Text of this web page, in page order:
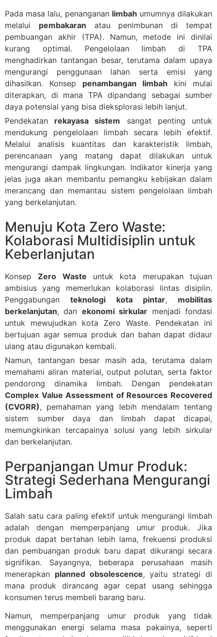
Pada masa lalu, penanganan limbah umumnya dilakukan
melalui pembakaran atau penimbunan di tempat
pembuangan akhir (TPA). Namun, metode ini dinilai
kurang optimal. Pengelolaan limbah di TPA
menghadirkan tantangan besar, terutama dalam upaya
mengurangi penggunaan lahan serta emisi yang
dihasilkan. Konsep penambangan limbah kini mulai
diterapkan, di mana TPA dipandang sebagai sumber
daya potensial yang bisa dieksplorasi lebih lanjut.
Pendekatan rekayasa sistem sangat penting untuk
mendukung pengelolaan limbah secara lebih efektif.
Melalui analisis kuantitas dan karakteristik limbah,
perencanaan yang matang dapat dilakukan untuk
mengurangi dampak lingkungan. Indikator kinerja yang
jelas juga akan membantu pemangku kebijakan dalam
merancang dan memantau sistem pengelolaan limbah
yang berkelanjutan.
Menuju Kota Zero Waste:
Kolaborasi Multidisiplin untuk
Keberlanjutan
KonsepZero Waste untuk kota merupakan tujuan
ambisius yang memerlukan kolaborasi lintas disiplin.
Penggabunganteknologi kota pintar, mobilitas
berkelanjutan, dan ekonomi sirkular menjadi fondasi
untuk mewujudkan kota Zero Waste. Pendekatan ini
bertujuan agar semua produk dan bahan dapat didaur
ulang atau digunakan kembali.
Namun, tantangan besar masih ada, terutama dalam
memahami aliran material, output polutan, serta faktor
pendorong dinamika limbah. Dengan pendekatan
Complex Value Assessment of Resources Recovered
(CVORR), pemahaman yang lebih mendalam tentang
sistem sumber daya dan limbah dapat dicapai,
memungkinkan tercapainya solusi yang lebih sirkular
dan berkelanjutan.
Perpanjangan Umur Produk:
Strategi Sederhana Mengurangi
Limbah
Salah satu cara paling efektif untuk mengurangi limbah
adalah dengan memperpanjang umur produk. Jika
produk dapat bertahan lebih lama, frekuensi produksi
dan pembuangan produk baru dapat dikurangi secara
signifikan. Sayangnya, beberapa perusahaan masih
menerapkan planned obsolescence, yaitu strategi di
mana produk dirancang agar cepat usang sehingga
konsumen terus membeli barang baru.
Namun, memperpanjang umur produk yang tidak
menggunakan energi selama masa pakainya, seperti